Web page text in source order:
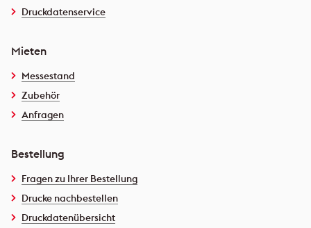
Druckdatenservice
Mieten
Messestand
Zubehör
Anfragen
Bestellung
Fragen zu Ihrer Bestellung
Drucke nachbestellen
Druckdatenübersicht